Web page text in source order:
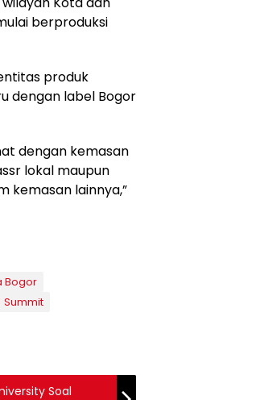
berproduksi
produk
dengan label Bogor
dengan kemasan
lokal maupun
kemasan lainnya,”
Bogor
Summit
Soal